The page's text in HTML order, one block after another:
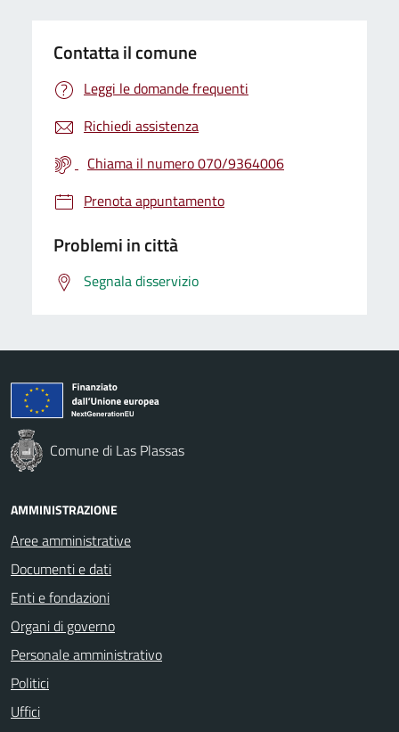
Contatta il comune
Leggi le domande frequenti
Richiedi assistenza
Chiama il numero 070/9364006
Prenota appuntamento
Problemi in città
Segnala disservizio
Comune di Las Plassas
AMMINISTRAZIONE
Aree amministrative
Documenti e dati
Enti e fondazioni
Organi di governo
Personale amministrativo
Politici
Uffici